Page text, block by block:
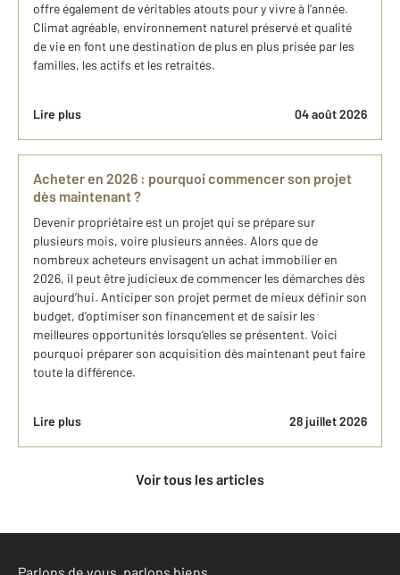
offre également de véritables atouts pour y vivre à l’année.
Climat agréable, environnement naturel préservé et qualité
de vie en font une destination de plus en plus prisée par les
familles, les actifs et les retraités.
Lire plus 04 août 2026
Acheter en 2026 : pourquoi commencer son projet
dès maintenant ?
Devenir propriétaire est un projet qui se prépare sur
plusieurs mois, voire plusieurs années. Alors que de
nombreux acheteurs envisagent un achat immobilier en
2026, il peut être judicieux de commencer les démarches dès
aujourd’hui. Anticiper son projet permet de mieux définir son
budget, d’optimiser son financement et de saisir les
meilleures opportunités lorsqu’elles se présentent. Voici
pourquoi préparer son acquisition dès maintenant peut faire
toute la différence.
Lire plus 28 juillet 2026
Voir tous les articles